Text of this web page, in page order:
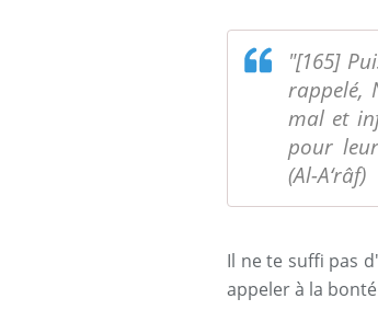
"[165]
rappelé,
mal et
pour
(Al-A‘râf)
Il ne te suffi pas
appeler à la